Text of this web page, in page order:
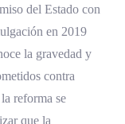
del Estado con
en 2019
la gravedad y
contra
reforma se
que la